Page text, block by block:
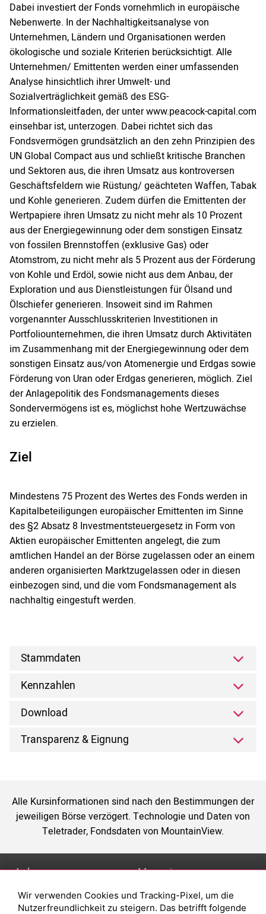
Dabei investiert der Fonds vornehmlich in europäische
Nebenwerte. In der Nachhaltigkeitsanalyse von
Unternehmen, Ländern und Organisationen werden
ökologische und soziale Kriterien berücksichtigt. Alle
Unternehmen/ Emittenten werden einer umfassenden
Analyse hinsichtlich ihrer Umwelt- und
Sozialverträglichkeit gemäß des ESG-
Informationsleitfaden, der unter www.peacock-capital.com
einsehbar ist, unterzogen. Dabei richtet sich das
Fondsvermögen grundsätzlich an den zehn Prinzipien des
UN Global Compact aus und schließt kritische Branchen
und Sektoren aus, die ihren Umsatz aus kontroversen
Geschäftsfeldern wie Rüstung/ geächteten Waffen, Tabak
und Kohle generieren. Zudem dürfen die Emittenten der
Wertpapiere ihren Umsatz zu nicht mehr als 10 Prozent
aus der Energiegewinnung oder dem sonstigen Einsatz
von fossilen Brennstoffen (exklusive Gas) oder
Atomstrom, zu nicht mehr als 5 Prozent aus der Förderung
von Kohle und Erdöl, sowie nicht aus dem Anbau, der
Exploration und aus Dienstleistungen für Ölsand und
Ölschiefer generieren. Insoweit sind im Rahmen
vorgenannter Ausschlusskriterien Investitionen in
Portfoliounternehmen, die ihren Umsatz durch Aktivitäten
im Zusammenhang mit der Energiegewinnung oder dem
sonstigen Einsatz aus/von Atomenergie und Erdgas sowie
Förderung von Uran oder Erdgas generieren, möglich. Ziel
der Anlagepolitik des Fondsmanagements dieses
Sondervermögens ist es, möglichst hohe Wertzuwächse
zu erzielen.
Ziel
Mindestens 75 Prozent des Wertes des Fonds werden in
Kapitalbeteiligungen europäischer Emittenten im Sinne
des §2 Absatz 8 Investmentsteuergesetz in Form von
Aktien europäischer Emittenten angelegt, die zum
amtlichen Handel an der Börse zugelassen oder an einem
anderen organisierten Marktzugelassen oder in diesen
einbezogen sind, und die vom Fondsmanagement als
nachhaltig eingestuft werden.
Stammdaten
Kennzahlen
Download
Transparenz & Eignung
Alle Kursinformationen sind nach den Bestimmungen der
jeweiligen Börse verzögert. Technologie und Daten von
Teletrader, Fondsdaten von MountainView.
Anlage
Depot eröffnen
Magazin
Was sind sind ETFs?
Wir verwenden Cookies und Tracking-Pixel, um die
Nutzerfreundlichkeit zu steigern. Das betrifft folgende